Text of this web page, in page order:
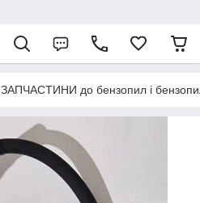
ЗАПЧАСТИНИ до бензопил і